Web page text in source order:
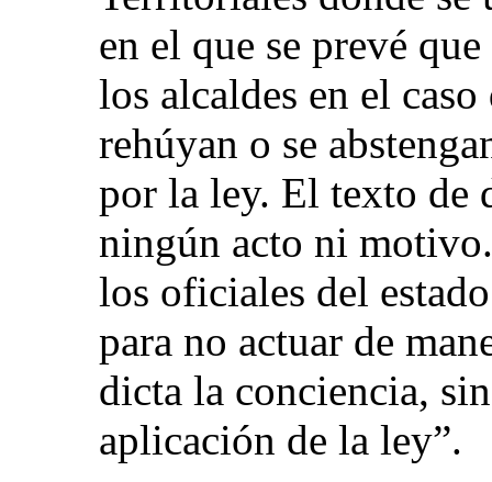
en el que se prevé
los alcaldes en el
rehúyan o se
por la ley. El texto de
ningún acto ni
los oficiales del
para no actuar de
dicta la conciencia,
aplicación de la ley”.